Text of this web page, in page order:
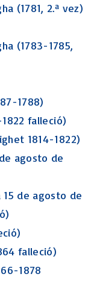
(1781, 2.ª vez)
(1783-1785,
1788)
falleció)
1814-1822)
agosto de
de agosto de
falleció)
1878